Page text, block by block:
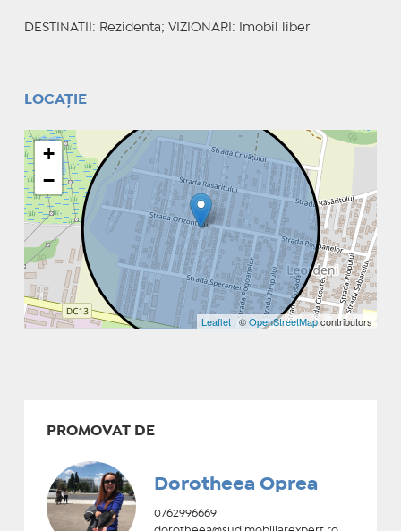
DESTINATII : Rezidenta; VIZIONARI : Imobil liber
LOCAȚIE
+
−
Leaflet | ©OpenStreetMapcontributors
PROMOVAT DE
Dorotheea Oprea
0762996669